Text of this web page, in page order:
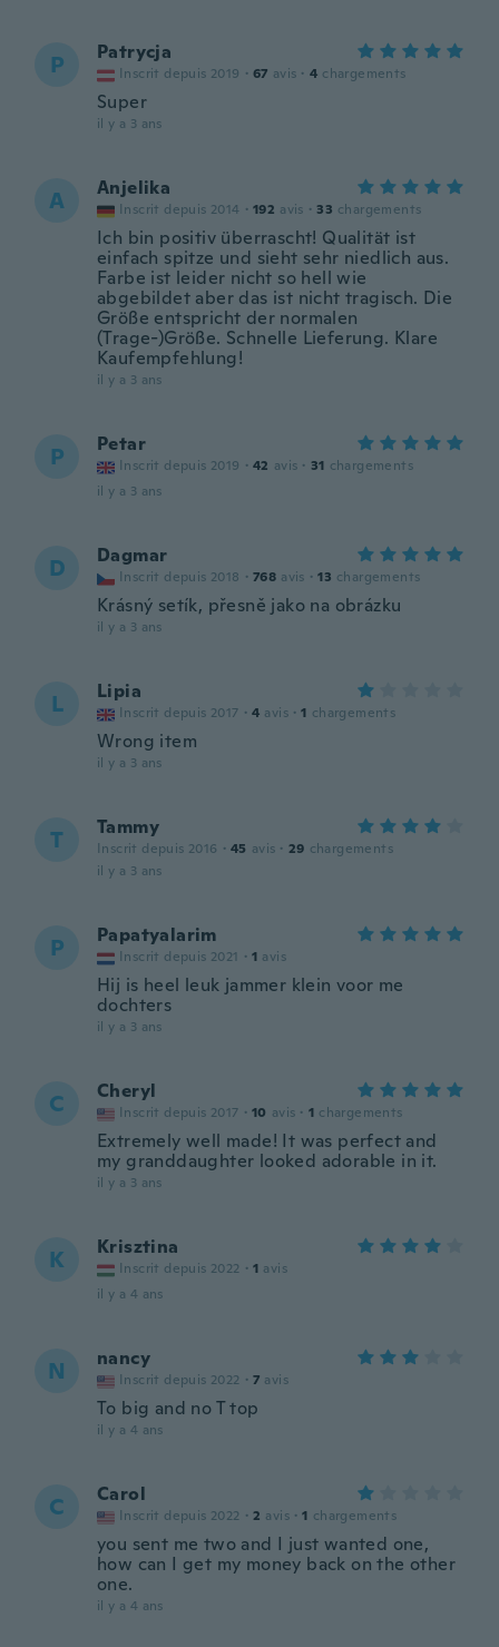
P Patrycja
Inscrit depuis 2019 · 67 avis · 4 chargements
Super
il y a 3 ans
A Anjelika
Inscrit depuis 2014 · 192 avis · 33 chargements
Ich bin positiv überrascht! Qualität ist
einfach spitze und sieht sehr niedlich aus.
Farbe ist leider nicht so hell wie
abgebildet aber das ist nicht tragisch. Die
Größe entspricht der normalen
(Trage-)Größe. Schnelle Lieferung. Klare
Kaufempfehlung!
il y a 3 ans
P Petar
Inscrit depuis 2019 · 42 avis · 31 chargements
il y a 3 ans
D Dagmar
Inscrit depuis 2018 · 768 avis · 13 chargements
Krásný setík, přesně jako na obrázku
il y a 3 ans
L Lipia
Inscrit depuis 2017 · 4 avis · 1 chargements
Wrong item
il y a 3 ans
T Tammy
Inscrit depuis 2016 · 45 avis · 29 chargements
il y a 3 ans
P Papatyalarim
Inscrit depuis 2021 · 1 avis
Hij is heel leuk jammer klein voor me
dochters
il y a 3 ans
C Cheryl
Inscrit depuis 2017 · 10 avis · 1 chargements
Extremely well made! It was perfect and
my granddaughter looked adorable in it.
il y a 3 ans
K Krisztina
Inscrit depuis 2022 · 1 avis
il y a 4 ans
N nancy
Inscrit depuis 2022 · 7 avis
To big and no T top
il y a 4 ans
C Carol
Inscrit depuis 2022 · 2 avis · 1 chargements
you sent me two and I just wanted one,
how can I get my money back on the other
one.
il y a 4 ans